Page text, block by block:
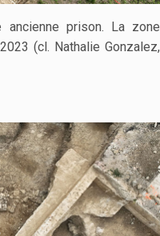
ancienne prison. La zone
(cl. Nathalie Gonzalez,